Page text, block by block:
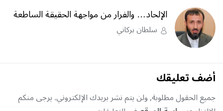
الإلحاد… والفرار من مواجهة الحقيقة الساطعة
سلطان بركاني
أضف تعليقك
جميع الحقول مطلوبة, ولن يتم نشر بريدك الإلكتروني. يرجى منكم